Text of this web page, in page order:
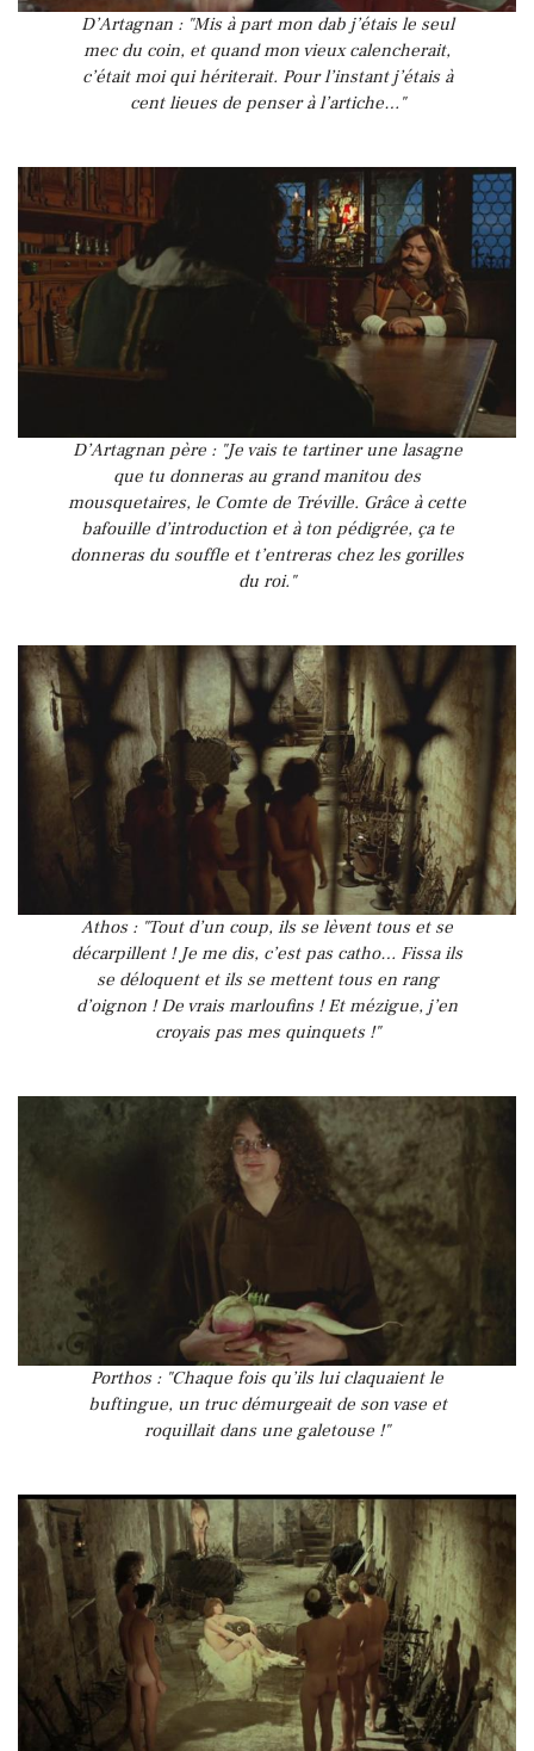
D’Artagnan : "Mis à part mon dab j’étais le seul
mec du coin, et quand mon vieux calencherait,
c’était moi qui hériterait. Pour l’instant j’étais à
cent lieues de penser à l’artiche…"
D’Artagnan père : "Je vais te tartiner une lasagne
que tu donneras au grand manitou des
mousquetaires, le Comte de Tréville. Grâce à cette
bafouille d’introduction et à ton pédigrée, ça te
donneras du souffle et t’entreras chez les gorilles
du roi."
Athos : "Tout d’un coup, ils se lèvent tous et se
décarpillent ! Je me dis, c’est pas catho… Fissa ils
se déloquent et ils se mettent tous en rang
d’oignon ! De vrais marloufins ! Et mézigue, j’en
croyais pas mes quinquets !"
Porthos : "Chaque fois qu’ils lui claquaient le
buftingue, un truc démurgeait de son vase et
roquillait dans une galetouse !"